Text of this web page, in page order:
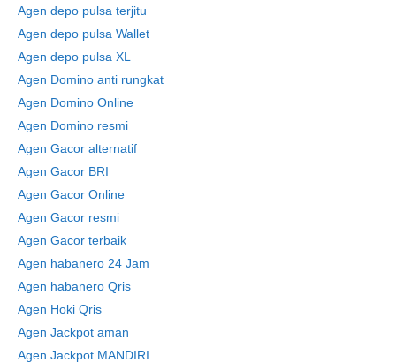
Agen depo pulsa terjitu
Agen depo pulsa Wallet
Agen depo pulsa XL
Agen Domino anti rungkat
Agen Domino Online
Agen Domino resmi
Agen Gacor alternatif
Agen Gacor BRI
Agen Gacor Online
Agen Gacor resmi
Agen Gacor terbaik
Agen habanero 24 Jam
Agen habanero Qris
Agen Hoki Qris
Agen Jackpot aman
Agen Jackpot MANDIRI